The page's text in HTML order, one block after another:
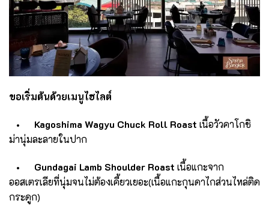
ขอเริ่มต้นด้วยเมนูไฮไลต์
• Kagoshima Wagyu Chuck Roll Roast เนื้อวัวคาโกชิ
ม่านุ่มละลายในปาก
• Gundagai Lamb Shoulder Roast เนื้อแกะจาก
ออสเตรเลียที่นุ่มจนไม่ต้องเคี้ยวเยอะ(เนื้อแกะกุนดาไกส่วนไหล่ติด
กระดูก)